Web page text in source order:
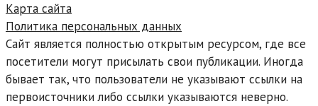
Карта сайта
Политика персональных данных
Сайт является полностью открытым ресурсом, где все
посетители могут присылать свои публикации. Иногда
бывает так, что пользователи не указывают ссылки на
первоисточники либо ссылки указываются неверно.